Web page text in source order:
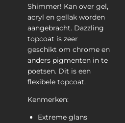
Shimmer! Kan over gel,
acryl en gellak worden
aangebracht. Dazzling
topcoat is zeer
geschikt om chrome en
anders pigmenten in te
poetsen. Dit is een
flexibele topcoat.
Kenmerken:
Extreme glans